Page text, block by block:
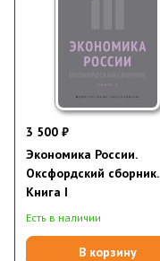
3 500 ₽
Экономика России.
Оксфордский сборник.
Книга I
Есть в наличии
В корзину